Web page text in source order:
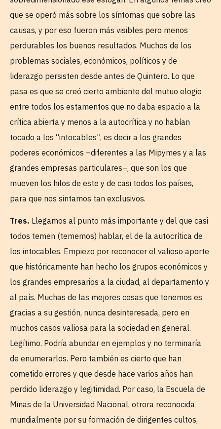
que se operó más sobre los síntomas que sobre las
causas, y por eso fueron más visibles pero menos
perdurables los buenos resultados. Muchos de los
problemas sociales, económicos, políticos y de
liderazgo persisten desde antes de Quintero. Lo que
pasa es que se creó cierto ambiente del mutuo elogio
entre todos los estamentos que no daba espacio a la
crítica abierta y menos a la autocrítica y no habían
tocado a los “intocables”, es decir a los grandes
poderes económicos –diferentes a las Mipymes y a las
grandes empresas particulares–, que son los que
mueven los hilos de este y de casi todos los países,
para que nos sintamos tan exclusivos.
Tres. Llegamos al punto más importante y del que casi
todos temen (tememos) hablar, el de la autocrítica de
los intocables. Empiezo por reconocer el valioso aporte
que históricamente han hecho los grupos económicos y
los grandes empresarios a la ciudad, al departamento y
al país. Muchas de las mejores cosas que tenemos es
gracias a su gestión, nunca desinteresada, pero en
muchos casos valiosa para la sociedad en general.
Legítimo. Podría abundar en ejemplos y no terminaría
de enumerarlos. Pero también es cierto que han
cometido errores y que desde hace varios años han
perdido liderazgo y legitimidad. Por caso, la Escuela de
Minas de la Universidad Nacional, otrora reconocida
mundialmente por su formación de dirigentes cultos,